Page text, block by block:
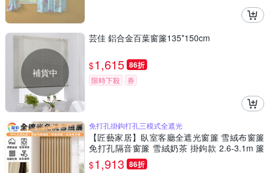
補貨中
芸佳 鋁合金百葉窗簾135*150cm
$1,615 86折
限時下殺 券
免打孔掛鉤打孔三模式全遮光
【匠藝家居】臥室客廳全遮光窗簾 雪絨布窗簾
免打孔隔音窗簾 雪絨奶茶 掛鉤款 2.6-3.1m 簾
子高度2.5米
$1,913 86折